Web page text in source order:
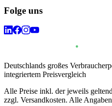
Folge uns
Deutschlands großes
integriertem Preisvergleich
Alle Preise inkl. der jeweils
zzgl. Versandkosten. Alle